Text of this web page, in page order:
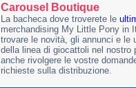
Carousel Boutique
La bacheca dove troverete le
merchandising My Little Pony in
trovare le novità, gli annunci e le
della linea di giocattoli nel nostro
anche rivolgere le vostre
richieste sulla distribuzione.